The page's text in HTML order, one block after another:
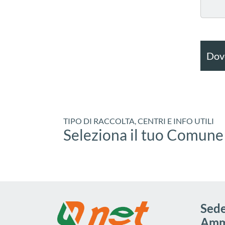
TIPO DI RACCOLTA, CENTRI E INFO UTILI
Seleziona il tuo Comune